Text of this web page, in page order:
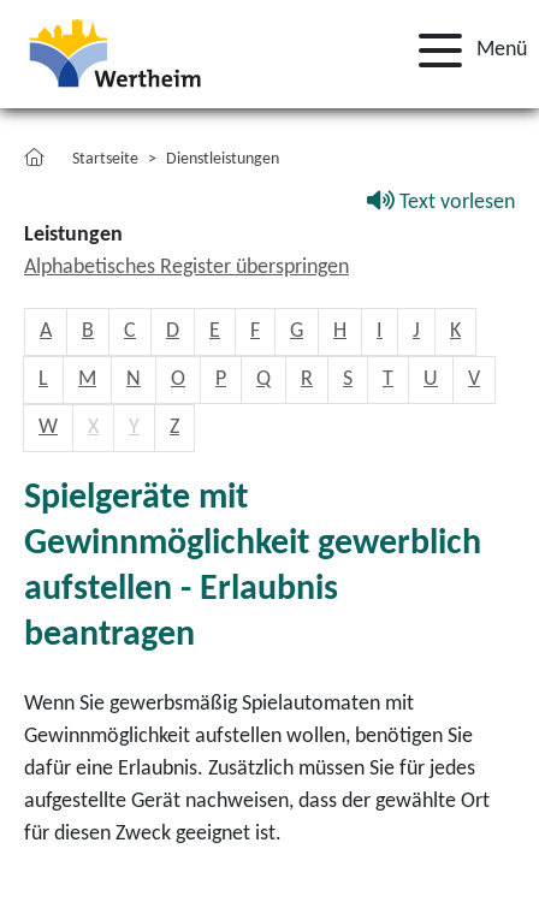
Menü
Startseite Dienstleistungen
Text vorlesen
Leistungen
Alphabetisches Register überspringen
A B C D E F G H I J K
L M N O P Q R S T U V
W X Y Z
Spielgeräte mit
Gewinnmöglichkeit gewerblich
aufstellen - Erlaubnis
beantragen
Wenn Sie gewerbsmäßig Spielautomaten mit
Gewinnmöglichkeit aufstellen wollen, benötigen Sie
dafür eine Erlaubnis. Zusätzlich müssen Sie für jedes
aufgestellte Gerät nachweisen, dass der gewählte Ort
für diesen Zweck geeignet ist.